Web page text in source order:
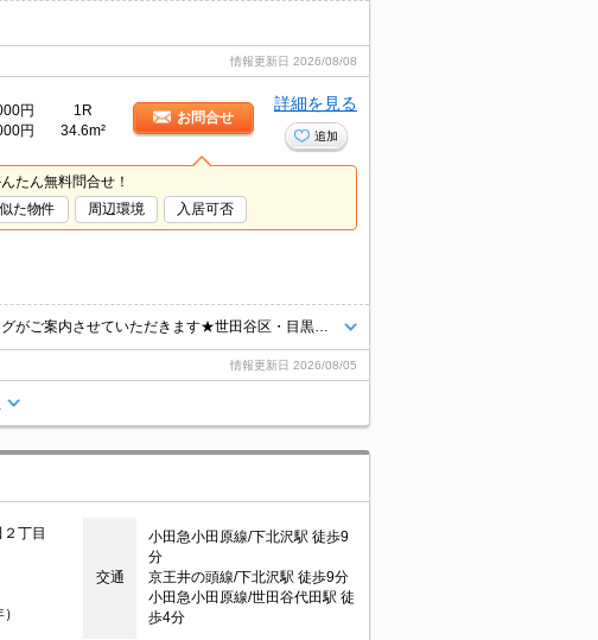
情報更新日 2026/08/08
円
円
1R
34.6m²
お問合せ
詳細を見る
追加
たん無料問合せ！
た物件 周辺環境 入居可否
情報更新日 2026/08/05
丁目
交通
小田急小田原線/下北沢駅 徒歩9
分
京王井の頭線/下北沢駅 徒歩9分
小田急小田原線/世田谷代田駅 徒
歩4分